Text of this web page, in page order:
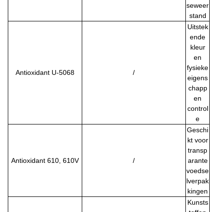
seweer
stand
Antioxidant U-5068 /
Uitstek
ende
kleur
en
fysieke
eigens
chapp
en
control
e
Antioxidant 610, 610V /
Geschi
kt voor
transp
arante
voedse
lverpak
kingen
Kunsts